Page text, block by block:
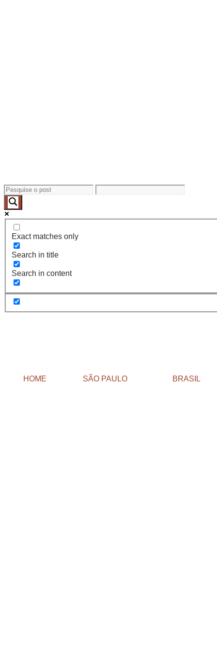
Exact matches only
Search in title
Search in content
HOME SÃO PAULO BRASIL